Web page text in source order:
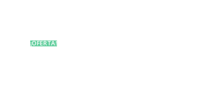
¡OFERTA!